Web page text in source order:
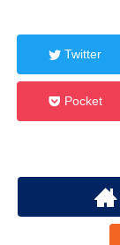
Twitter
Pocket